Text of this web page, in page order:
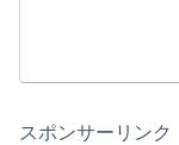
スポンサーリンク